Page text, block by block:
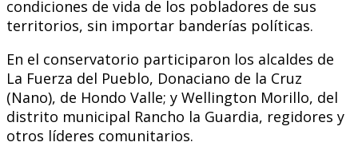
condiciones de vida de los pobladores de sus
territorios, sin importar banderías políticas.
En el conservatorio participaron los alcaldes de
La Fuerza del Pueblo, Donaciano de la Cruz
(Nano), de Hondo Valle; y Wellington Morillo, del
distrito municipal Rancho la Guardia, regidores y
otros líderes comunitarios.